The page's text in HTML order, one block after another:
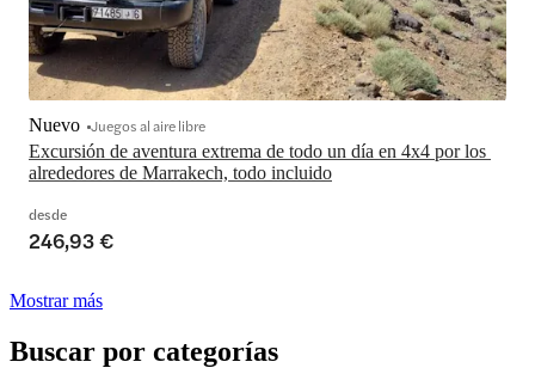
Excursión de aventura extrema de todo un día en 4x4 por los
alrededores de Marrakech, todo incluido
Nuevo Juegos al aire libre
desde
246,93 €
Mostrar más
Buscar por categorías